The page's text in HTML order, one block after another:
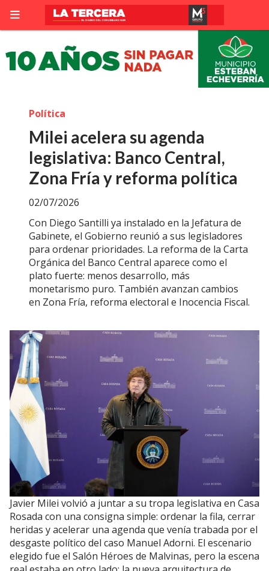
Milei acelera su agenda
legislativa: Banco Central,
Zona Fría y reforma política
Con Diego Santilli ya instalado en la Jefatura de
Gabinete, el Gobierno reunió a sus legisladores
para ordenar prioridades. La reforma de la Carta
Orgánica del Banco Central aparece como el
plato fuerte: menos desarrollo, más
monetarismo puro. También avanzan cambios
en Zona Fría, reforma electoral e Inocencia Fiscal.
Política
02/07/2026
Javier Milei volvió a juntar a su tropa legislativa en Casa
Rosada con una consigna simple: ordenar la fila, cerrar
heridas y acelerar una agenda que venía trabada por el
desgaste político del caso Manuel Adorni. El escenario
elegido fue el Salón Héroes de Malvinas, pero la escena